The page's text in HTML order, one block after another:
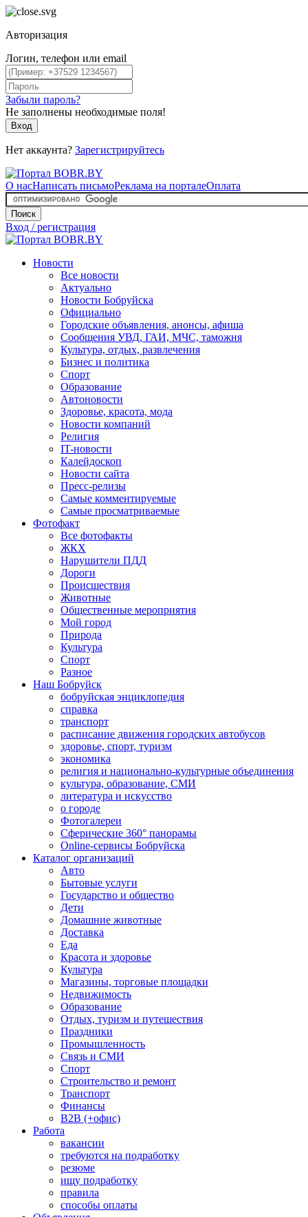
Авторизация
Логин, телефон или email
Забыли пароль?
Не заполнены необходимые поля!
Вход
Нет аккаунта? Зарегистрируйтесь
О насНаписать письмоРеклама на порталеОплата
Поиск
Вход / регистрация
Новости
Все новости
Актуально
Новости Бобруйска
Официально
Городские объявления, анонсы, афиша
Сообщения УВД, ГАИ, МЧС, таможня
Культура, отдых, развлечения
Бизнес и политика
Спорт
Образование
Автоновости
Здоровье, красота, мода
Новости компаний
Религия
IT-новости
Калейдоскоп
Новости сайта
Пресс-релизы
Самые комментируемые
Самые просматриваемые
Фотофакт
Все фотофакты
ЖКХ
Нарушители ПДД
Дороги
Происшествия
Животные
Общественные мероприятия
Мой город
Природа
Культура
Спорт
Разное
Наш Бобруйск
бобруйская энциклопедия
справка
транспорт
расписание движения городских автобусов
здоровье, спорт, туризм
экономика
религия и национально-культурные объединения
культура, образование, СМИ
литература и искусство
о городе
Фотогалереи
Сферические 360° панорамы
Online-сервисы Бобруйска
Каталог организаций
Авто
Бытовые услуги
Государство и общество
Дети
Домашние животные
Доставка
Еда
Красота и здоровье
Культура
Магазины, торговые площадки
Недвижимость
Образование
Отдых, туризм и путешествия
Праздники
Промышленность
Связь и СМИ
Спорт
Строительство и ремонт
Транспорт
Финансы
B2B (+офис)
Работа
вакансии
требуются на подработку
резюме
ищу подработку
правила
способы оплаты